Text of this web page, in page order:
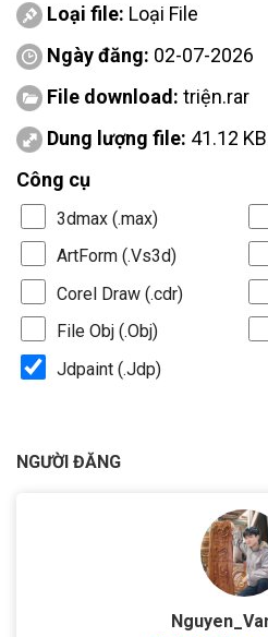
Loại file: Loại File
Ngày đăng: 02-07-2026
File download: triện.rar
Dung lượng file: 41.12 KB
Công cụ
3dmax (.max)
ArtForm (.Vs3d)
Corel Draw (.cdr)
File Obj (.Obj)
Jdpaint (.Jdp)
NGƯỜI ĐĂNG